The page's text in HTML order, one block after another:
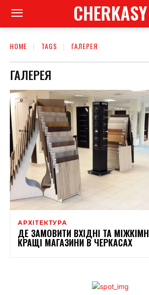
CHERKASY
HOME TAGS ГАЛЕРЕЯ
ГАЛЕРЕЯ
АРХІТЕКТУРА
ДЕ ЗАМОВИТИ ВХІДНІ ТА
КРАЩІ МАГАЗИНИ В ЧЕРКАСАХ